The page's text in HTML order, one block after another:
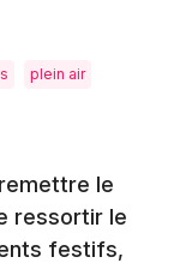
plein air
le
ressortir le
festifs,